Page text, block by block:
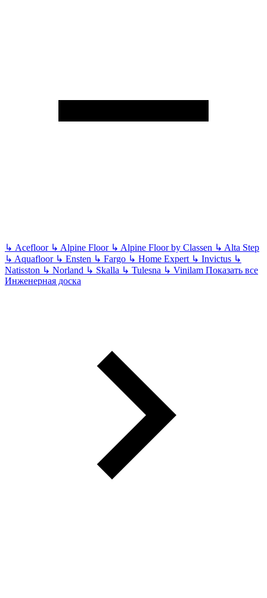
↳ Acefloor ↳ Alpine Floor ↳ Alpine Floor by Classen ↳ Alta Step
↳ Aquafloor ↳ Ensten ↳ Fargo ↳ Home Expert ↳ Invictus ↳
Natisston ↳ Norland ↳ Skalla ↳ Tulesna ↳ Vinilam Показать все
Инженерная доска